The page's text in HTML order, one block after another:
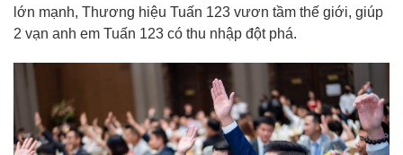
lớn mạnh, Thương hiệu Tuấn 123 vươn tầm thế giới, giúp
2 vạn anh em Tuấn 123 có thu nhập đột phá.